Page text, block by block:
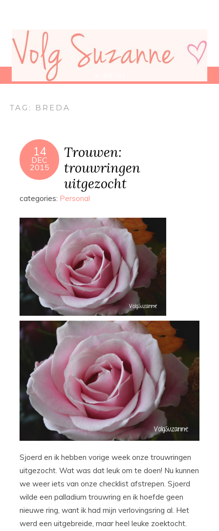
TAG: BREDA
14
DEC
2015
Trouwen:
trouwringen
uitgezocht
categories: Personal
Sjoerd en ik hebben vorige week onze trouwringen
uitgezocht. Wat was dat leuk om te doen! Nu kunnen
we weer iets van onze checklist afstrepen. Sjoerd
wilde een palladium trouwring en ik hoefde geen
nieuwe ring, want ik had mijn verlovingsring al. Het
werd een uitgebreide, maar heel leuke zoektocht.